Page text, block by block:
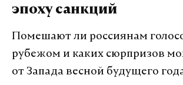
эпоху санкций
Помешают ли россиянам
рубежом и каких сюрпризов
от Запада весной будущего